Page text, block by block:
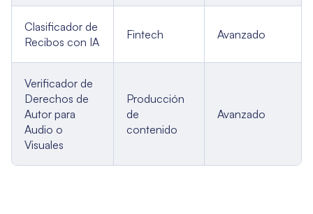
Clasificador de
Recibos con IA
Fintech Avanzado
Verificador de
Derechos de
Autor para
Audio o
Visuales
Producción
de
contenido
Avanzado